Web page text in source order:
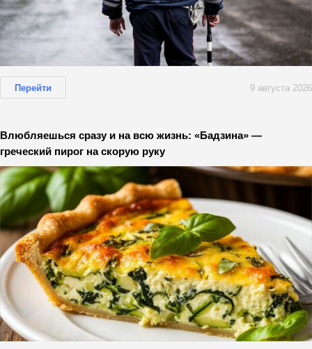
Перейти 9 августа 2026
Влюбляешься сразу и на всю жизнь: «Бадзина» —
греческий пирог на скорую руку